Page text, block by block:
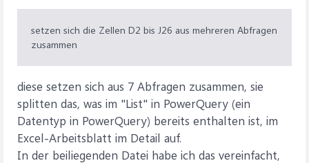
setzen sich die Zellen D2 bis J26 aus mehreren Abfragen
zusammen
diese setzen sich aus 7 Abfragen zusammen, sie
splitten das, was im "List" in PowerQuery (ein
Datentyp in PowerQuery) bereits enthalten ist, im
Excel-Arbeitsblatt im Detail auf.
In der beiliegenden Datei habe ich das vereinfacht,